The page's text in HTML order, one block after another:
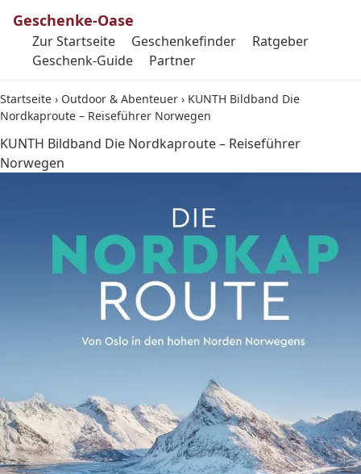
Geschenke-Oase
Zur Startseite Geschenkefinder
Ratgeber
Geschenk-Guide
Partner
Startseite › Outdoor & Abenteuer › KUNTH Bildband Die
Nordkaproute – Reiseführer Norwegen
KUNTH Bildband Die Nordkaproute – Reiseführer
Norwegen